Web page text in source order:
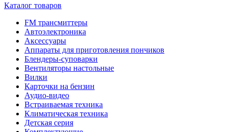
Каталог товаров
FM трансмиттеры
Автоэлектроника
Аксессуары
Аппараты для приготовления пончиков
Блендеры-суповарки
Вентиляторы настольные
Вилки
Карточки на бензин
Аудио-видео
Встраиваемая техника
Климатическая техника
Детская серия